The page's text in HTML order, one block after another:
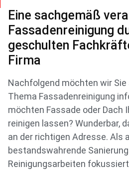
Eine sachgemäß
Fassadenreinigung
geschulten
Firma
Nachfolgend möchten wir Sie
Thema Fassadenreinigung
möchten Fassade oder Dach
reinigen lassen? Wunderbar,
an der richtigen Adresse. Als
bestandswahrende
Reinigungsarbeiten